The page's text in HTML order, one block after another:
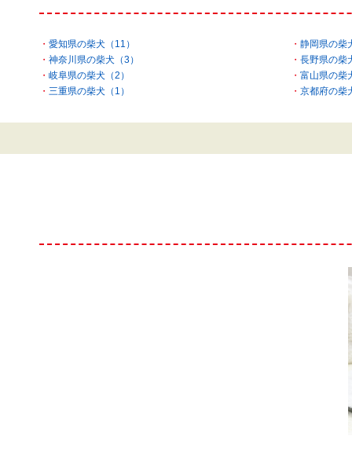
愛知県の柴犬（11）
静岡県の柴
神奈川県の柴犬（3）
長野県の柴
岐阜県の柴犬（2）
富山県の柴
三重県の柴犬（1）
京都府の柴